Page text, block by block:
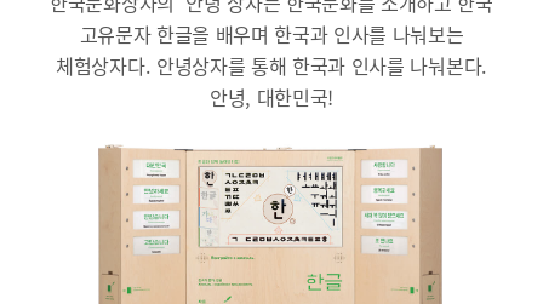
고유문자 한글을 배우며 한국과 인사를 나눠보는
체험상자다. 안녕상자를 통해 한국과 인사를 나눠본다.
안녕, 대한민국!